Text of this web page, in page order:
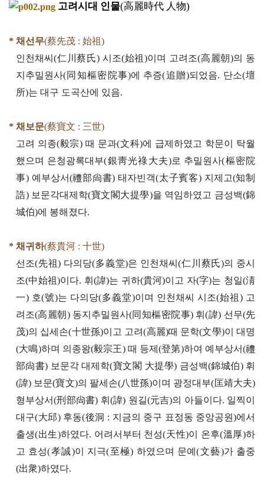
고려시대 인물(高麗時代 人物)
* 채선무(蔡先茂 : 始祖)
인천채씨(仁川蔡氏) 시조(始祖)이며 고려조(高麗朝)의 동
지추밀원사(同知樞密院事)에 추증(追贈)되었음. 단소(壇
所)는 대구 도곡산에 있음.
* 채보문(蔡寶文 : 三世)
고려 의종(毅宗) 때 문과(文科)에 급제하였고 학문이 탁월
했으며 은청광록대부(銀靑光祿大夫)로 추밀원사(樞密院
事) 예부상서(禮部尙書) 태자빈객(太子賓客) 지제고(知制
誥) 보문각대제학(寶文閣大提學)을 역임하였고 금성백(錦
城伯)에 봉해졌다.
* 채귀하(蔡貴河 : 十世)
선조(先祖) 다의당(多義堂)은 인천채씨(仁川蔡氏)의 중시
조(中始祖)이다. 휘(諱)는 귀하(貴河)이고 자(字)는 청일(淸
一) 호(號)는 다의당(多義堂)이며 인천채씨 시조(始祖) 고
려조(高麗朝) 동지추밀원사(同知樞密院事) 휘(諱) 선무(先
茂)의 십세손(十世孫)이고 고려(高麗)때 문학(文學)이 대명
(大鳴)하며 의종왕(毅宗王) 때 등제(登第)하여 예부상서(禮
部尙書) 보문각 대제학(寶文閣 大提學) 금성백(錦城伯) 휘
(諱) 보문(寶文)의 팔세손(八世孫)이며 광정대부(匡靖大夫)
형부상서(刑部尙書) 휘(諱) 원길(元吉)의 아들이다. 일찍이
대구(大邱) 후동(後洞 : 지금의 중구 표정동 중앙공원)에서
출생(出生)하였다. 어려서부터 천성(天性)이 온후(溫厚)하
고 효성(孝誠)이 지극(至極) 하였으며 문예(文藝)가 출중
(出衆)하였다.